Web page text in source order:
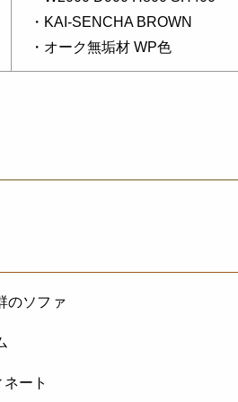
・KAI-SENCHA BROWN
・オーク無垢材 WP色
のソファ
ート